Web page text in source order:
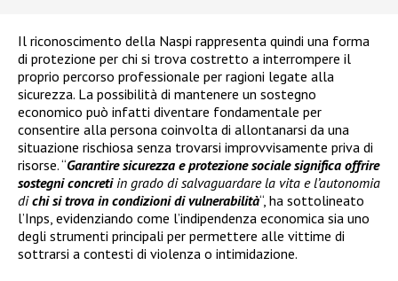
Il riconoscimento della Naspi rappresenta quindi una forma
di protezione per chi si trova costretto a interrompere il
proprio percorso professionale per ragioni legate alla
sicurezza. La possibilità di mantenere un sostegno
economico può infatti diventare fondamentale per
consentire alla persona coinvolta di allontanarsi da una
situazione rischiosa senza trovarsi improvvisamente priva di
risorse. “Garantire sicurezza e protezione sociale significa offrire
sostegni concretiin grado di salvaguardare la vita e l’autonomia
dichi si trova in condizioni di vulnerabilità“, ha sottolineato
l’Inps, evidenziando come l’indipendenza economica sia uno
degli strumenti principali per permettere alle vittime di
sottrarsi a contesti di violenza o intimidazione.